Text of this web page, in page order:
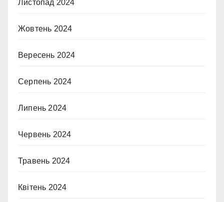
Листопад 2024
Жовтень 2024
Вересень 2024
Серпень 2024
Липень 2024
Червень 2024
Травень 2024
Квітень 2024